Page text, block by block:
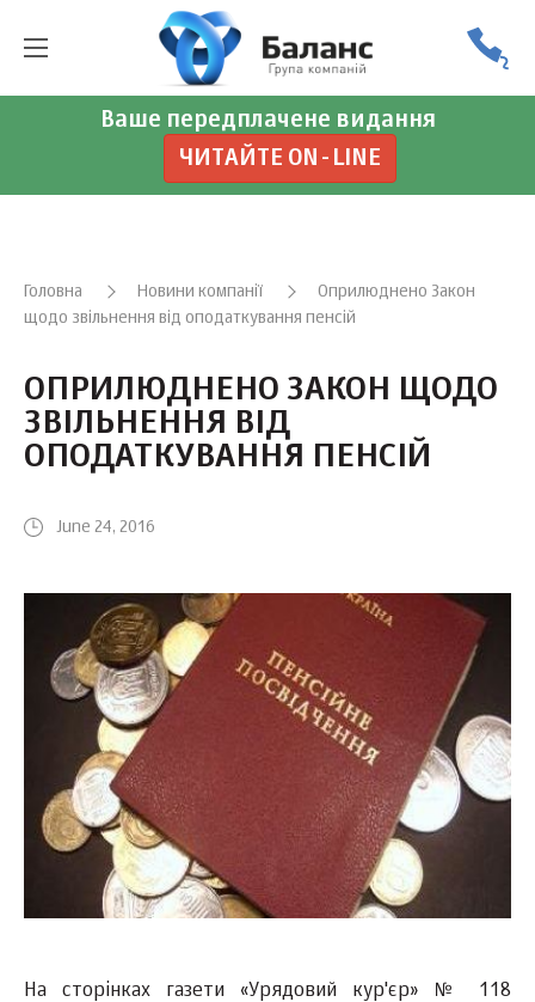
Ваше передплачене видання
ЧИТАЙТЕ ON-LINE
Головна Новини компанії
Оприлюднено Закон
щодо звільнення від оподаткування пенсій
ОПРИЛЮДНЕНО ЗАКОН ЩОДО
ЗВІЛЬНЕННЯ ВІД
ОПОДАТКУВАННЯ ПЕНСІЙ
June 24, 2016
На сторінках газети «Урядовий кур'єр» № 118